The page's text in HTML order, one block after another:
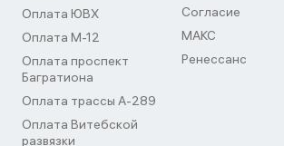
Оплата ЮВХ
Оплата М-12
Оплата проспект
Багратиона
Оплата трассы А-289
Оплата Витебской
развязки
Согласие
МАКС
Ренессанс